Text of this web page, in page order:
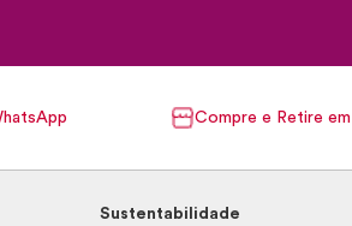
Compre e Retire
Sustentabilidade